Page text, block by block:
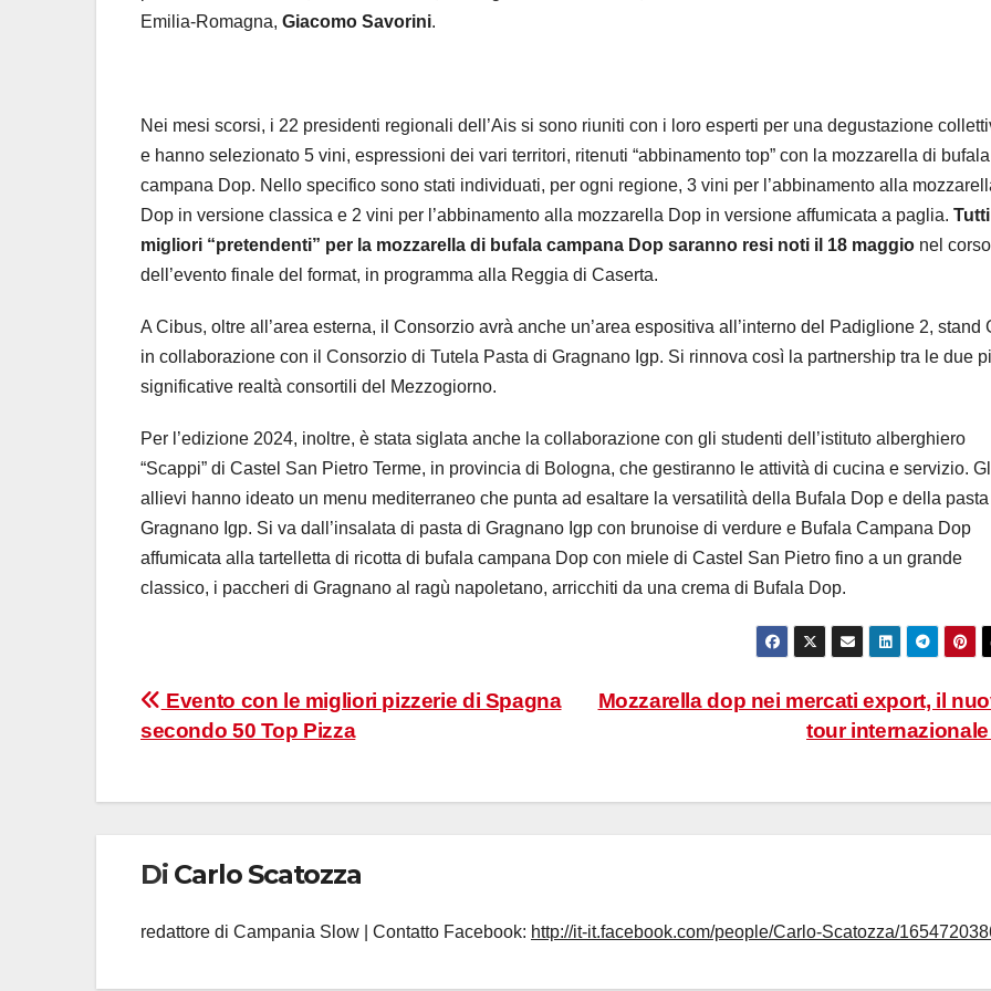
Emilia-Romagna, Giacomo Savorini.
Nei mesi scorsi, i 22 presidenti regionali dell’Ais si sono riuniti con i loro esperti per una degustazione
e hanno selezionato 5 vini, espressioni dei vari territori, ritenuti “abbinamento top” con la mozzarella di bufala
campana Dop. Nello specifico sono stati individuati, per ogni regione, 3 vini per l’abbinamento alla
Dop in versione classica e 2 vini per l’abbinamento alla mozzarella Dop in versione affumicata a paglia.
migliori “pretendenti” per la mozzarella di bufala campana Dop saranno resi noti il 18 maggio nel corso
dell’evento finale del format, in programma alla Reggia di Caserta.
A Cibus, oltre all’area esterna, il Consorzio avrà anche un’area espositiva all’interno del Padiglione 2, stand
in collaborazione con il Consorzio di Tutela Pasta di Gragnano Igp. Si rinnova così la partnership tra le due
significative realtà consortili del Mezzogiorno.
Per l’edizione 2024, inoltre, è stata siglata anche la collaborazione con gli studenti dell’istituto alberghiero
“Scappi” di Castel San Pietro Terme, in provincia di Bologna, che gestiranno le attività di cucina e servizio.
allievi hanno ideato un menu mediterraneo che punta ad esaltare la versatilità della Bufala Dop e della pasta
Gragnano Igp. Si va dall’insalata di pasta di Gragnano Igp con brunoise di verdure e Bufala Campana Dop
affumicata alla tartelletta di ricotta di bufala campana Dop con miele di Castel San Pietro fino a un grande
classico, i paccheri di Gragnano al ragù napoletano, arricchiti da una crema di Bufala Dop.
Navigazione
articoli
Mozzarella dop nei mercati export, il
tour internazionale
Evento con le migliori pizzerie di Spagna
secondo 50 Top Pizza
Di Carlo Scatozza
redattore di Campania Slow | Contatto Facebook: http://it-it.facebook.com/people/Carlo-Scatozza/